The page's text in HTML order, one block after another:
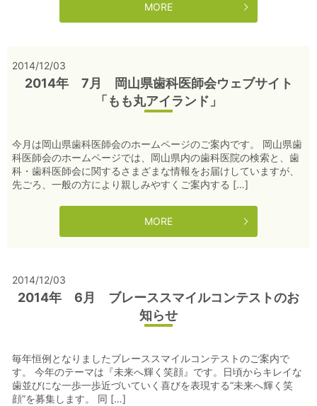
MORE
2014/12/03
2014年 7月 岡山県歯科医師会ウェブサイト
「もも丸アイランド」
今月は岡山県歯科医師会のホームページのご案内です。 岡山県歯
科医師会のホームページでは、岡山県内の歯科医院の検索と、歯
科・歯科医師会に関するさまざまな情報をお届けしていますが、
先ごろ、一般の方により親しみやすくご案内する […]
MORE
2014/12/03
2014年 6月 ブレーススマイルコンテストのお
知らせ
毎年恒例となりましたブレーススマイルコンテストのご案内で
す。 今年のテーマは『未来へ輝く笑顔』です。日頃からキレイな
歯並びにな一歩一歩近づいていく喜びを表現する“未来へ輝く笑
顔”を募集します。 同 […]